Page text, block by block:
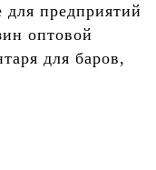
для предприятий
оптовой
для баров,